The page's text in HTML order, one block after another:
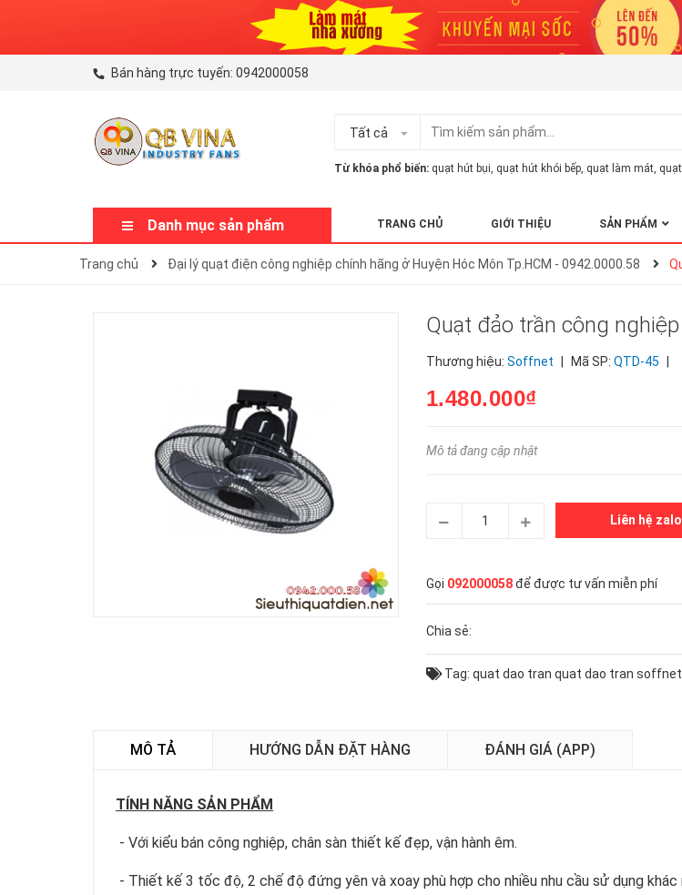
Bán hàng trực tuyến: 0942000058
Tất cả
Từ khóa phổ biến: quạt hút bụi quạt hút khói bếp quạt làm mát
Danh mục sản phẩm TRANG CHỦ GIỚI THIỆU SẢN PHẨM
Trang chủ Đại lý quạt điện công nghiệp chính hãng ở Huyện Hóc Môn Tp.HCM - 0942.0000.58
Quạt đảo trần công
Thương hiệu: Soffnet Mã SP: QTD-45
1.480.000₫
Mô tả đang cập nhật
Liên hệ zalo
Gọi 092000058để được tư vấn miễn phí
Chia sẻ:
Tag: quat dao tran quat dao tran
MÔ TẢ HƯỚNG DẪN ĐẶT HÀNG ĐÁNH GIÁ (APP)
TÍNH NĂNG SẢN PHẨM
- Với kiểu bán công nghiệp, chân sàn thiết kế đẹp, vận hành êm.
- Thiết kế 3 tốc độ, 2 chế độ đứng yên và xoay phù hợp cho nhiều nhu cầu sử dụng khác